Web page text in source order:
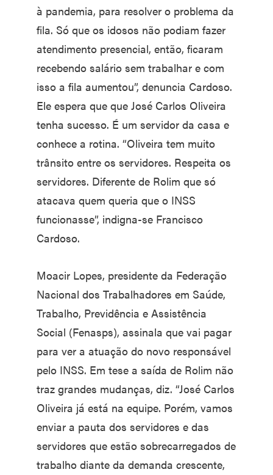
à pandemia, para resolver o problema da
fila. Só que os idosos não podiam fazer
atendimento presencial, então, ficaram
recebendo salário sem trabalhar e com
isso a fila aumentou”, denuncia Cardoso.
Ele espera que que José Carlos Oliveira
tenha sucesso. É um servidor da casa e
conhece a rotina. “Oliveira tem muito
trânsito entre os servidores. Respeita os
servidores. Diferente de Rolim que só
atacava quem queria que o INSS
funcionasse”, indigna-se Francisco
Cardoso.
Moacir Lopes, presidente da Federação
Nacional dos Trabalhadores em Saúde,
Trabalho, Previdência e Assistência
Social (Fenasps), assinala que vai pagar
para ver a atuação do novo responsável
pelo INSS. Em tese a saída de Rolim não
traz grandes mudanças, diz. “José Carlos
Oliveira já está na equipe. Porém, vamos
enviar a pauta dos servidores e das
servidores que estão sobrecarregados de
trabalho diante da demanda crescente,